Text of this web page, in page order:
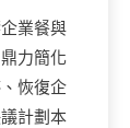
業餐與
力簡化
恢復企
計劃本